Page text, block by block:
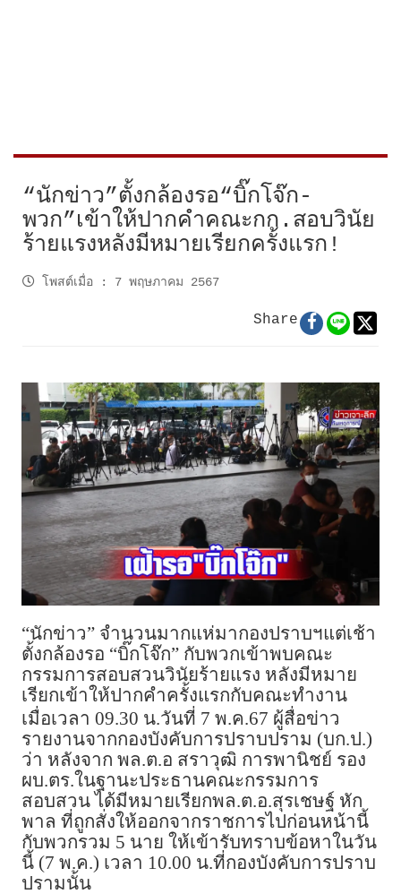
“นักข่าว”ตั้งกล้องรอ“บิ๊กโจ๊ก-
พวก”เข้าให้ปากคำคณะกก.สอบวินัย
ร้ายแรงหลังมีหมายเรียกครั้งแรก!
โพสต์เมื่อ : 7 พฤษภาคม 2567
Share
“นักข่าว” จำนวนมากแห่มากองปราบฯแต่เช้า
ตั้งกล้องรอ “บิ๊กโจ๊ก” กับพวกเข้าพบคณะ
กรรมการสอบสวนวินัยร้ายแรง หลังมีหมาย
เรียกเข้าให้ปากคำครั้งแรกกับคณะทำงาน
เมื่อเวลา 09.30 น.วันที่ 7 พ.ค.67 ผู้สื่อข่าว
รายงานจากกองบังคับการปราบปราม (บก.ป.)
ว่า หลังจาก พล.ต.อ สราวุฒิ การพานิชย์ รอง
ผบ.ตร.ในฐานะประธานคณะกรรมการ
สอบสวน ได้มีหมายเรียกพล.ต.อ.สุรเชษฐ์ หัก
พาล ที่ถูกสั่งให้ออกจากราชการไปก่อนหน้านี้
กับพวกรวม 5 นาย ให้เข้ารับทราบข้อหาในวัน
นี้ (7 พ.ค.) เวลา 10.00 น.ที่กองบังคับการปราบ
ปรามนั้น